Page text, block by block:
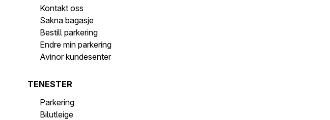
Kontakt oss
Sakna bagasje
Bestill parkering
Endre min parkering
Avinor kundesenter
TENESTER
Parkering
Bilutleige